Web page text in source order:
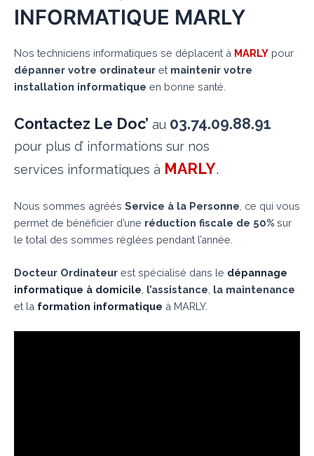
INFORMATIQUE MARLY
Nos techniciens informatiques se déplacent à MARLY pour
dépanner votre ordinateur et maintenir votre
installation informatique en bonne santé.
Contactez Le Doc’ au 03.74.09.88.91
pour plus d’ informations sur nos
services informatiques à MARLY.
Nous sommes agréés Service à la Personne , ce qui vous
permet de bénéficier d’une réduction fiscale de 50% sur
le total des sommes réglées pendant l’année.
Docteur Ordinateur est spécialisé dans le dépannage
informatique à domicile l’assistance la maintenance
et la formation informatique à MARLY.